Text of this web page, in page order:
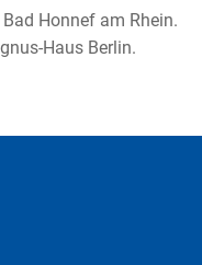
Honnef am Rhein.
Haus Berlin.